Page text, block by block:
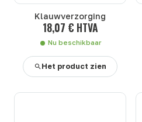
Klauwverzorging
18,07 € HTVA
Nu beschikbaar
Het product zien